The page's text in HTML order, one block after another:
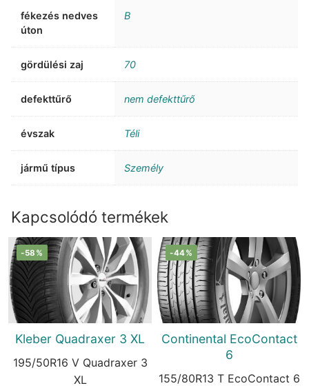
fékezés nedves
úton
B
gördülési zaj 70
defekttűrő nem defekttűrő
évszak Téli
jármű típus Személy
Kapcsolódó termékek
-58%
Kleber Quadraxer 3 XL
195/50R16 V Quadraxer 3
XL
-44%
Continental EcoContact
6
155/80R13 T EcoContact 6